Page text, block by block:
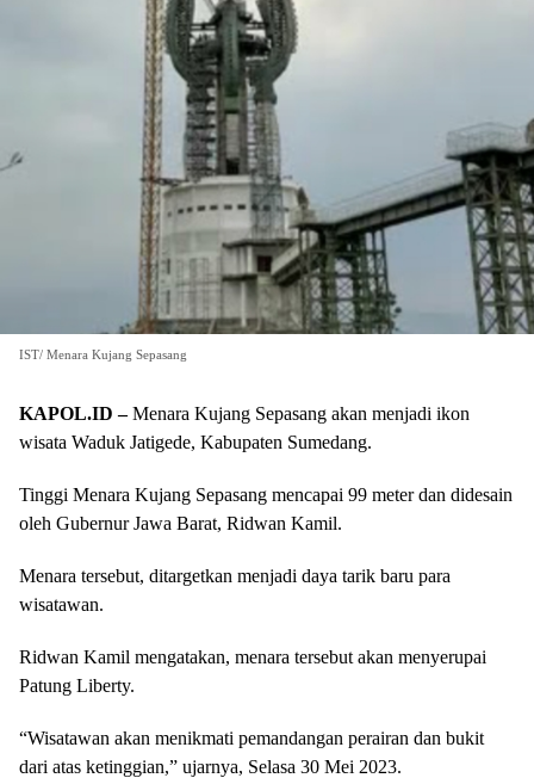
IST/ Menara Kujang Sepasang
KAPOL.ID –Menara Kujang Sepasang akan menjadi ikon
wisata Waduk Jatigede, Kabupaten Sumedang.
Tinggi Menara Kujang Sepasang mencapai 99 meter dan didesain
oleh Gubernur Jawa Barat, Ridwan Kamil.
Menara tersebut, ditargetkan menjadi daya tarik baru para
wisatawan.
Ridwan Kamil mengatakan, menara tersebut akan menyerupai
Patung Liberty.
“Wisatawan akan menikmati pemandangan perairan dan bukit
dari atas ketinggian,” ujarnya, Selasa 30 Mei 2023.